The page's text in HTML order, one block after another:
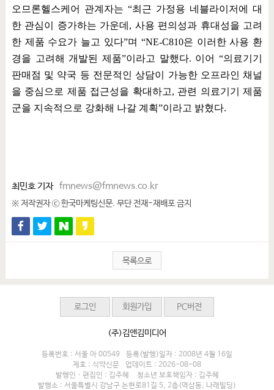
오므론헬스케어 관계자는 “최근 가정용 네블라이저에 대
한 관심이 증가하는 가운데 , 사용 편의성과 휴대성을 고려
한 제품 수요가 늘고 있다”며 “NE-C810은 이러한 사용 환
경을 고려해 개발된 제품”이라고 말했다. 이어“의료기기
판매점 및 약국 등 전문적인 상담이 가능한 오프라인 채널
을 중심으로 제품 접근성을 확대하고, 관련 의료기기 제품
군을 지속적으로 강화해 나갈 계획”이라고 밝혔다.
최민호 기자 fmnews@fmnews.co.kr
※ 저작권자 ⓒ 한국마케팅신문. 무단 전재-재배포 금지
목록으로
로그인 회원가입 PC버전
(주)김앤김미디어
등록번호 : 서울 아 00549
등록(발행)일자 : 2008년 4월 16일
제호 : 식약신문
업데이트 : 2026-08-08
발행인 · 편집인 : 김주혜
청소년 보호책임자 : 김주혜
발행소 : 서울특별시 강남구 논현로81길 5, 2층(역삼동, 나래빌딩)